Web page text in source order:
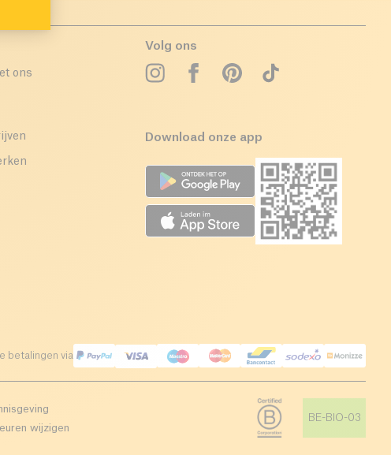
ons
Volg ons
Download onze app
betalingen via
wijzigen
BE-BIO-03